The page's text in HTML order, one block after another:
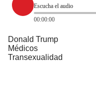
Escucha el audio
00:00:00
Donald Trump
Médicos
Transexualidad